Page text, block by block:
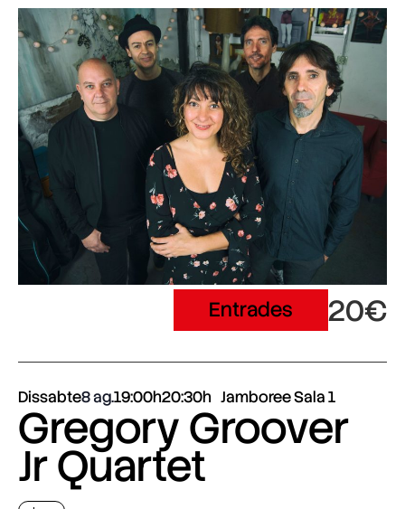
Entrades 20€
Dissabte8 ag.19:00h20:30h Jamboree Sala 1
Gregory Groover
Jr Quartet